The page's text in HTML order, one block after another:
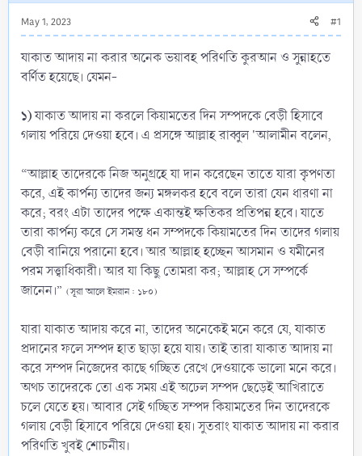
May 1, 2023 #1
যাকাত আদায় না করার অনেক ভয়াবহ পরিণতি কুরআন ও সুন্নাহতে
বর্ণিত হয়েছে। যেমন-
১)যাকাত আদায় না করলে কিয়ামতের দিন সম্পদকে বেড়ী হিসাবে
গলায় পরিয়ে দেওয়া হবে। এ প্রসঙ্গে আল্লাহ রাব্বুল 'আলামীন বলেন,
“আল্লাহ তাদেরকে নিজ অনুগ্রহে যা দান করেছেন তাতে যারা কৃপণতা
করে, এই কার্পন্য তাদের জন্য মঙ্গলকর হবে বলে তারা যেন ধারণা না
করে; বরং এটা তাদের পক্ষে একান্তই ক্ষতিকর প্রতিপন্ন হবে। যাতে
তারা কার্পন্য করে সে সমস্ত ধন সম্পদকে কিয়ামতের দিন তাদের গলায়
বেড়ী বানিয়ে পরানো হবে। আর আল্লাহ হচ্ছেন আসমান ও যমীনের
পরম সত্ত্বাধিকারী। আর যা কিছু তোমরা কর; আল্লাহ সে সম্পর্কে
জানেন।” (সূরা আলে ইমরান : ১৮০)
যারা যাকাত আদায় করে না, তাদের অনেকেই মনে করে যে, যাকাত
প্রদানের ফলে সম্পদ হাত ছাড়া হয়ে যায়। তাই তারা যাকাত আদায় না
করে সম্পদ নিজেদের কাছে গচ্ছিত রেখে দেওয়াকে ভালো মনে করে।
অথচ তাদেরকে তো এক সময় এই অঢেল সম্পদ ছেড়েই আখিরাতে
চলে যেতে হয়। আবার সেই গচ্ছিত সম্পদ কিয়ামতের দিন তাদেরকে
গলায় বেড়ী হিসাবে পরিয়ে দেওয়া হয়। সুতরাং যাকাত আদায় না করার
পরিণতি খুবই শোচনীয়।